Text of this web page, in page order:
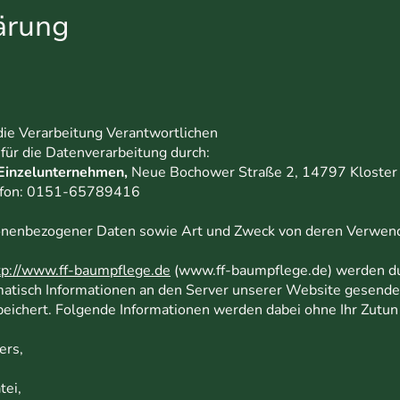
Verarbeitung Verantwortlichen
die Datenverarbeitung durch:
Neue Bochower Straße 2, 14797
0151-65789416
Daten sowie Art und Zweck von deren
www.ff-baumpflege.de (www.ff-baumpflege.de) werden
Informationen an den Server unserer Website
Folgende Informationen werden dabei ohne Ihr